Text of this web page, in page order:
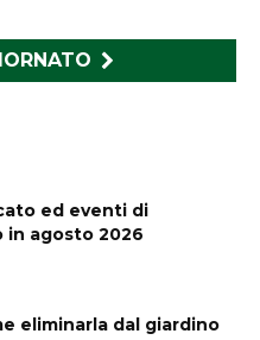
ed eventi di
in agosto 2026
eliminarla dal giardino